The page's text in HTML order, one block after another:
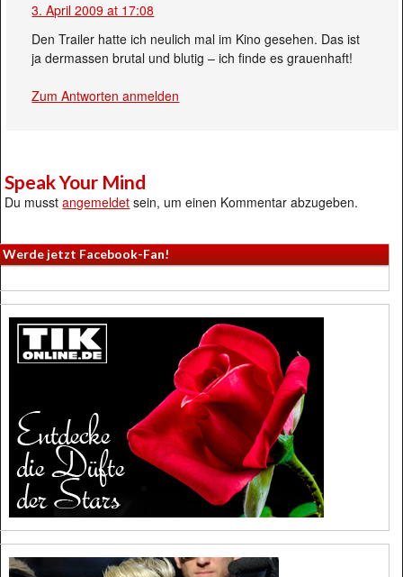
3. April 2009 at 17:08
Den Trailer hatte ich neulich mal im Kino gesehen. Das ist
ja dermassen brutal und blutig – ich finde es grauenhaft!
Zum Antworten anmelden
Speak Your Mind
Du musstangemeldet sein, um einen Kommentar abzugeben.
Werde jetzt Facebook-Fan!